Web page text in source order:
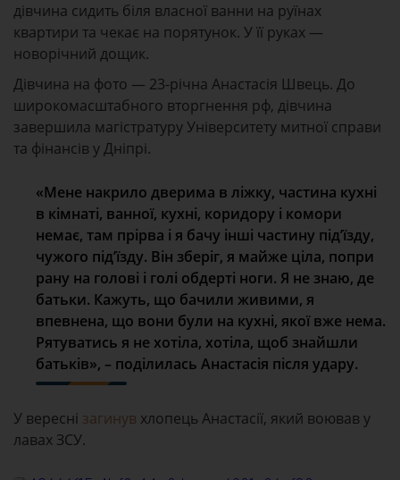
дівчина сидить біля власної ванни на руїнах
квартири та чекає на порятунок. У її руках —
новорічний дощик.
Дівчина на фото — 23-річна Анастасія Швець. До
широкомасштабного вторгнення рф, дівчина
завершила магістратуру Університету митної справи
та фінансів у Дніпрі.
«Мене накрило дверима в ліжку, частина кухні
в кімнаті, ванної, кухні, коридору і комори
немає, там прірва і я бачу інші частину під’їзду,
чужого під’їзду. Він зберіг, я майже ціла, попри
рану на голові і голі обдерті ноги. Я не знаю, де
батьки. Кажуть, що бачили живими, я
впевнена, що вони були на кухні, якої вже нема.
Рятуватись я не хотіла, хотіла, щоб знайшли
батьків», – поділилась Анастасія після удару.
У вересні загинув хлопець Анастасії, який воював у
лавах ЗСУ.